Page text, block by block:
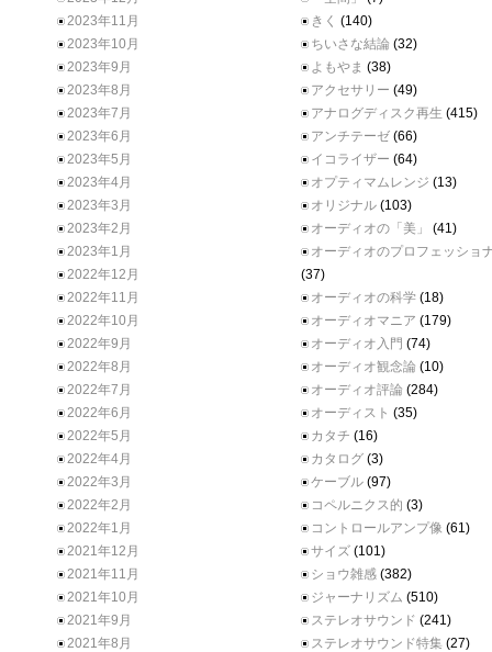
2023年11月
2023年10月
2023年9月
2023年8月
2023年7月
2023年6月
2023年5月
2023年4月
2023年3月
2023年2月
2023年1月
2022年12月
2022年11月
2022年10月
2022年9月
2022年8月
2022年7月
2022年6月
2022年5月
2022年4月
2022年3月
2022年2月
2022年1月
2021年12月
2021年11月
2021年10月
2021年9月
2021年8月
きく (140)
ちいさな結論 (32)
よもやま (38)
アクセサリー (49)
アナログディスク再生 (415)
アンチテーゼ (66)
イコライザー (64)
オプティマムレンジ (13)
オリジナル (103)
オーディオの「美」
(41)
オーディオのプロフェッショ
(37)
オーディオの科学 (18)
オーディオマニア (179)
オーディオ入門 (74)
オーディオ観念論 (10)
オーディオ評論 (284)
オーディスト (35)
カタチ (16)
カタログ (3)
ケーブル (97)
コペルニクス的 (3)
コントロールアンプ像 (61)
サイズ (101)
ショウ雑感 (382)
ジャーナリズム (510)
ステレオサウンド (241)
ステレオサウンド特集 (27)